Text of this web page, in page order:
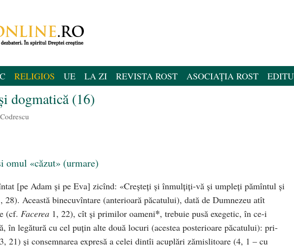
RELIGIOS UE LA ZI REVISTA ROST ASOCIAȚIA ROST
dogmatică (16)
omul «căzut» (urmare)
[pe Adam şi pe Eva] zicînd: «Creş­­teţi şi înmulţiţi-vă şi umpleţi pămîntul şi
28). Aceas­tă binecuvîntare (anterioară păcatului), dată de Dum­ne­­zeu atît
(cf. Fa­cerea 1, 22), cît şi primilor oameni*, trebuie pusă exegetic, în ce-i
în legătură cu cel puţin alte două locuri (acestea post­erioare păcatului): pri­
21) şi consemnarea expresă a ce­lei dintîi acuplări zămis­li­toare (4, 1 – cu